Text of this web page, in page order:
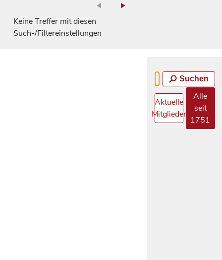
Keine Treffer mit diesen
Such-/Filtereinstellungen
Suchen
Aktuelle
Mitglieder
Alle
seit
1751